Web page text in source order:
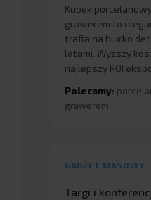
Kubek
grawerem to
trafia na biurko
latami. Wyższy
najlepszy ROI
Polecamy:
grawerem
GADŻET MASOWY
Targi i